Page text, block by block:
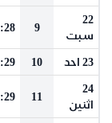
22
سبت
9
23 احد 10
24
اثنين
11